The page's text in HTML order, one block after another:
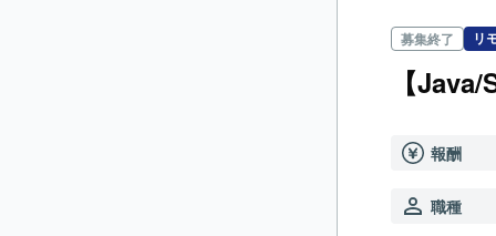
募集終了 リ
【
報酬
職種